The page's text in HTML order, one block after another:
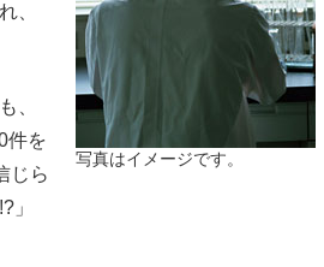
写真はイメージです。
、
、
件を
じら
」